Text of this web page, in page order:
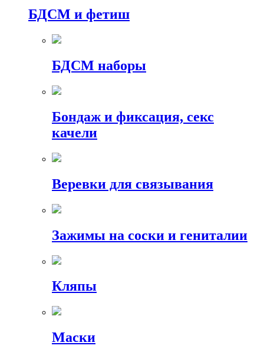
БДСМ и фетиш
БДСМ наборы
Бондаж и фиксация, секс
качели
Веревки для связывания
Зажимы на соски и гениталии
Кляпы
Маски